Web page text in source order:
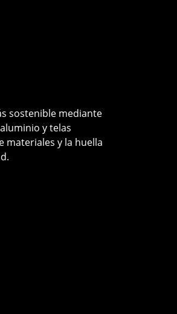
sostenible mediante
y telas
materiales y la huella